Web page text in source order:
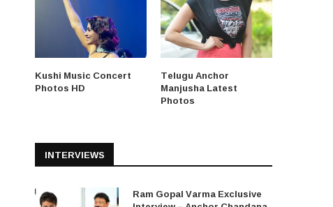
Kushi Music Concert
Photos HD
Telugu Anchor
Manjusha Latest
Photos
INTERVIEWS
Ram Gopal Varma Exclusive